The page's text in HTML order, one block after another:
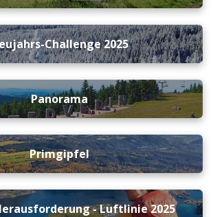
Challenge 2025
Panorama
Primgipfel
- Luftlinie 2025